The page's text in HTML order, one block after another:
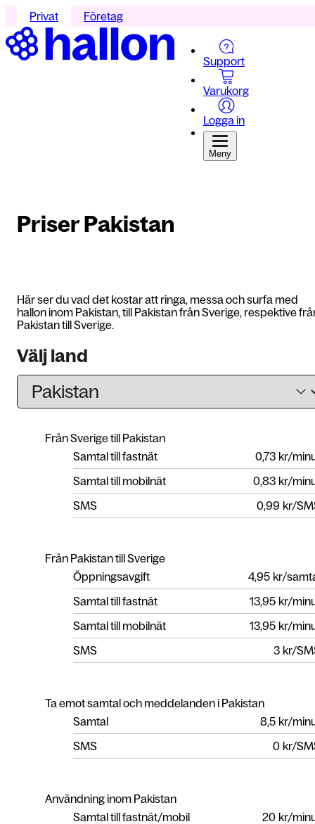
Privat Företag
Support
Varukorg
Logga in
Meny
Priser Pakistan
Här ser du vad det kostar att ringa, messa och surfa med
hallon inom Pakistan, till Pakistan från Sverige, respektive
Pakistan till Sverige.
Välj land
Från Sverige till Pakistan
Samtal till fastnät
0,73 kr/
Samtal till mobilnät
0,83 kr/
SMS
0,99 kr/
Från Pakistan till Sverige
Öppningsavgift
4,95 kr/
Samtal till fastnät
13,95 kr/
Samtal till mobilnät
13,95 kr/
SMS
3 kr/
Ta emot samtal och meddelanden i Pakistan
Samtal
8,5 kr/
SMS
0 kr/
Användning inom Pakistan
Samtal till fastnät/mobil
20 kr/